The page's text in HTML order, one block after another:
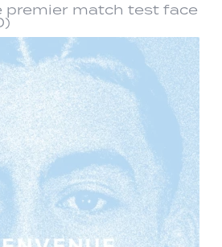
premier match test face